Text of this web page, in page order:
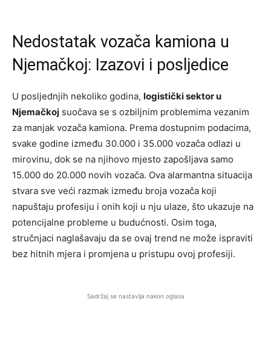
Nedostatak vozača kamiona u
Njemačkoj: Izazovi i posljedice
U posljednjih nekoliko godina, logistički sektor u
Njemačkoj suočava se s ozbiljnim problemima vezanim
za manjak vozača kamiona. Prema dostupnim podacima,
svake godine između 30.000 i 35.000 vozača odlazi u
mirovinu, dok se na njihovo mjesto zapošljava samo
15.000 do 20.000 novih vozača. Ova alarmantna situacija
stvara sve veći razmak između broja vozača koji
napuštaju profesiju i onih koji u nju ulaze, što ukazuje na
potencijalne probleme u budućnosti. Osim toga,
stručnjaci naglašavaju da se ovaj trend ne može ispraviti
bez hitnih mjera i promjena u pristupu ovoj profesiji.
Sadržaj se nastavlja nakon oglasa